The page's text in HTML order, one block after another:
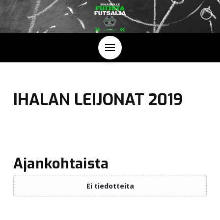
IHALAN LEIJONAT 2019
Ajankohtaista